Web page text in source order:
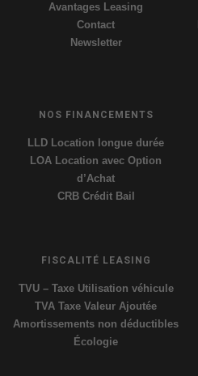
Avantages Leasing
Contact
Newsletter
NOS FINANCEMENTS
LLD Location longue durée
LOA Location avec Option
d’Achat
CRB Crédit Bail
FISCALITÉ LEASING
TVU – Taxe Utilisation véhicule
TVA Taxe Valeur Ajoutée
Amortissements non déductibles
Écologie